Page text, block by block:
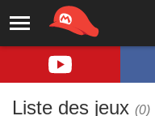
Liste des jeux (0)